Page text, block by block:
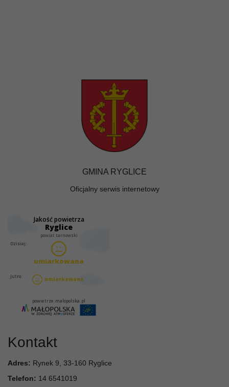
GMINA RYGLICE
Oficjalny serwis internetowy
Kontakt
Adres: Rynek 9, 33-160 Ryglice
Telefon: 14 6541019